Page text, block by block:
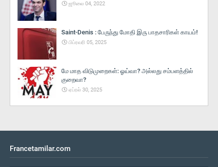
ஜூலை 04, 2022
Saint-Denis : பேருந்து மோதி இரு பாதசாரிகள் காயம்!
பிப்ரவரி 05, 2025
மே மாத விடுமுறைகள்: ஓய்வா? அல்லது சம்பளத்தில்
குறைவா?
ஏப்ரல் 30, 2025
Francetamilar.com